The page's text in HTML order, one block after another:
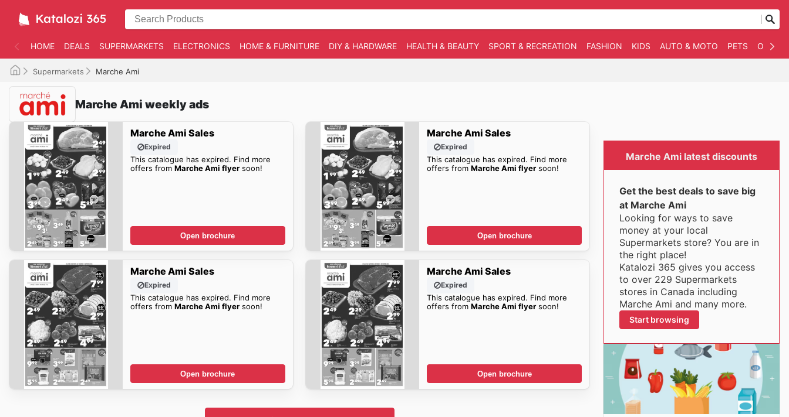
HOME DEALS SUPERMARKETS ELECTRONICS HOME & FURNITURE DIY & HARDWARE HEALTH & BEAUTY SPORT & RECREATION FASHION KIDS AUTO & MOTO PETS
Supermarkets Marche Ami
Marche Ami weekly ads
Marche Ami Sales
Expired
This catalogue has expired. Find more
offers from Marche Ami flyersoon!
Open brochure
Marche Ami Sales
Expired
This catalogue has expired. Find more
offers fromMarche Ami flyer soon!
Open brochure
Marche Ami Sales
Expired
This catalogue has expired. Find more
offers from Marche Ami flyersoon!
Open brochure
Marche Ami Sales
Expired
This catalogue has expired. Find more
offers fromMarche Ami flyer soon!
Open brochure
Marche Ami latest discounts
Get the best deals to save big
at Marche Ami
Looking for ways to save
money at your local
Supermarkets store? You are in
the right place!
Katalozi 365 gives you access
to over 229 Supermarkets
stores in Canada including
Marche Ami and many more.
Start browsing